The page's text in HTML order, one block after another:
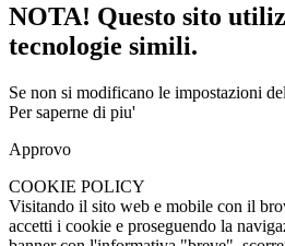
NOTA! Questo sito
tecnologie simili.
Se non si modificano le impostazioni
Per saperne di piu'
Approvo
COOKIE POLICY
Visitando il sito web e mobile con il
accetti i cookie e proseguendo la